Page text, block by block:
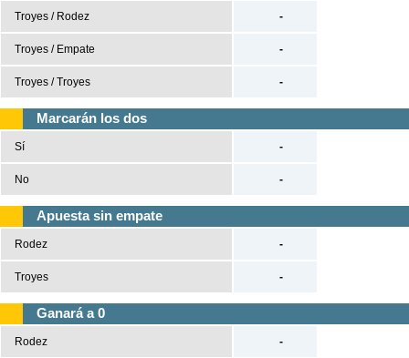
Troyes / Rodez
Troyes / Empate
Troyes / Troyes
-
-
-
Marcarán los dos
Sí
No
-
-
Apuesta sin empate
Rodez
Troyes
-
-
Ganará a 0
Rodez -
Euroliga
Eurocup
Tenis
Béisbol
Casas de Apuestas
Versión clásica